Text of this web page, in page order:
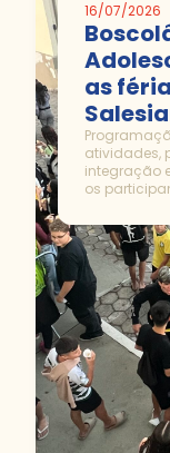
16/07/2026
as
atividades,
integração
os